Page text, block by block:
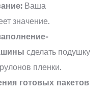
Ваша
значение.
сделать подушку
пленки.
готовых пакетов